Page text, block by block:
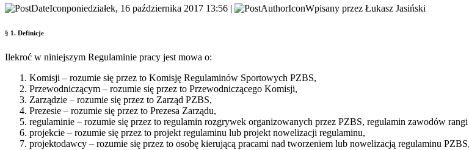
poniedziałek, 16 października 2017 13:56 | Wpisany przez Łukasz Jasiński
§ 1. Definicje
Ilekroć w niniejszym Regulaminie pracy jest mowa o:
Komisji – rozumie się przez to Komisję Regulaminów Sportowych PZBS,
Przewodniczącym – rozumie się przez to Przewodniczącego Komisji,
Zarządzie – rozumie się przez to Zarząd PZBS,
Prezesie – rozumie się przez to Prezesa Zarządu,
regulaminie – rozumie się przez to regulamin rozgrywek organizowanych przez PZBS, regulamin zawodów
projekcie – rozumie się przez to projekt regulaminu lub projekt nowelizacji regulaminu,
projektodawcy – rozumie się przez to osobę kierującą pracami nad tworzeniem lub nowelizacją regulaminu